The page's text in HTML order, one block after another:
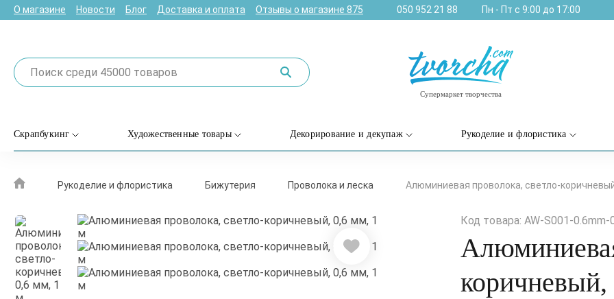
О магазине Новости Блог Доставка и оплата Отзывы о магазине 875 050 952 21 88 Пн - Пт с 9:00 до 17:00
Супермаркет творчества
Скрапбукинг Художественные товары Декорирование и декупаж Рукоделие и флористика
Рукоделие и флористика Бижутерия Проволока и леска Алюминиевая проволока, светло-
Код товара: AW-S001-0.6mm-